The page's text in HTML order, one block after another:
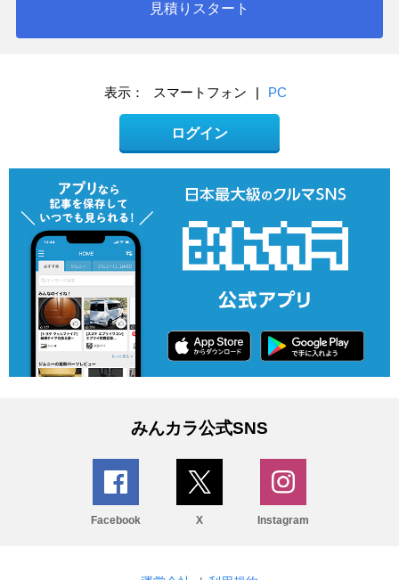
見積りスタート
表示： スマートフォン | PC
ログイン
みんカラ公式SNS
Facebook X Instagram